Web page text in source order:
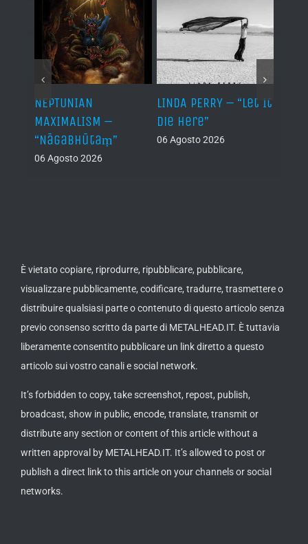
NEPTUNIAN
MAXIMALISM –
“Nāgabhūtaṃ”
06 Agosto 2026
LINDA PERRY – “Let It
Die Here”
06 Agosto 2026
È vietato copiare, riprodurre, ripubblicare, pubblicare,
visualizzare pubblicamente, codificare, tradurre, trasmettere o
distribuire qualsiasi parte o contenuto di questo articolo senza
previo consenso scritto da parte di METALHEAD.IT. È tuttavia
liberamente consentito pubblicare un link diretto a questo
articolo sui vostro canali e social network.
It’s forbidden to copy, take screenshot, repost, publish,
broadcast, show in public, encode, translate, transmit or
distribute any section or content of this article without a
written approval by METALHEAD.IT. It’s allowed to post or
publish a direct link to this article on your channels or social
networks.